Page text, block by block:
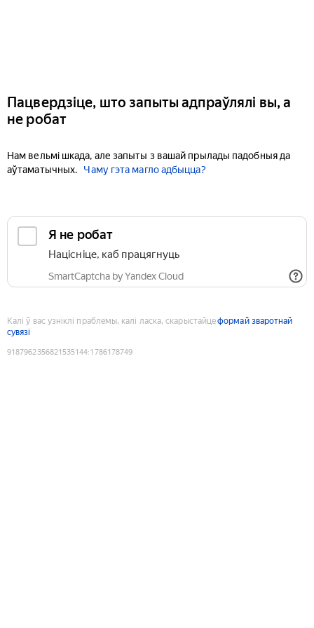
Пацвердзіце, што запыты адпраўлялі вы, а
не робат
Нам вельмі шкада, але запыты з вашай прылады падобныя да
аўтаматычных.
Чаму гэта магло адбыцца?
Я не робат
Націсніце, каб працягнуць
SmartCaptcha by Yandex Cloud
Калі ў вас узніклі праблемы, калі ласка, скарыстайцеформай зваротнай
сувязі
9187962356821535144:1786178749